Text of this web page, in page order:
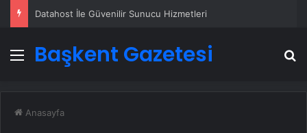
Datahost İle Güvenilir Sunucu Hizmetleri
Menü
Başkent Gazetesi
Anasayfa